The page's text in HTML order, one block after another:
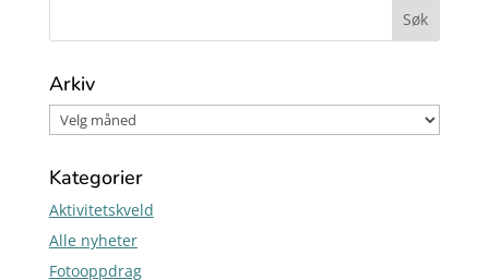
Arkiv
Kategorier
Aktivitetskveld
Alle nyheter
Fotooppdrag